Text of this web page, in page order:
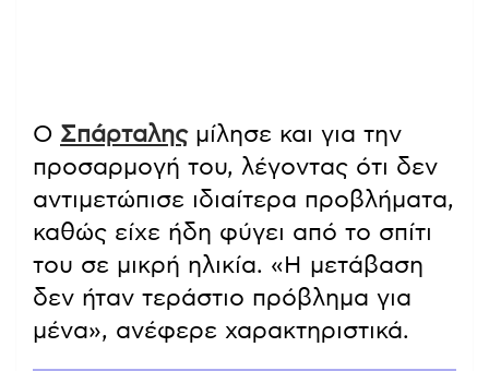
Ο Σπάρταληςμίλησε και για την
προσαρμογή του, λέγοντας ότι δεν
αντιμετώπισε ιδιαίτερα προβλήματα,
καθώς είχε ήδη φύγει από το σπίτι
του σε μικρή ηλικία. «Η μετάβαση
δεν ήταν τεράστιο πρόβλημα για
μένα», ανέφερε χαρακτηριστικά.